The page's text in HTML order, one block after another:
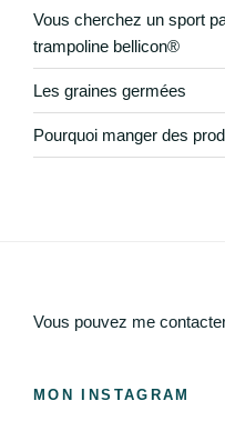
Vous cherchez un sport
trampoline bellicon®
Les graines germées
Pourquoi manger des
Vous pouvez me
MON INSTAGRAM